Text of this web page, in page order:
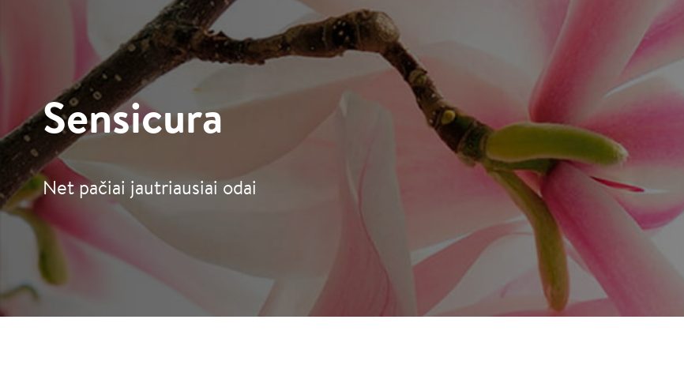
Sensicura
Net pačiai jautriausiai odai